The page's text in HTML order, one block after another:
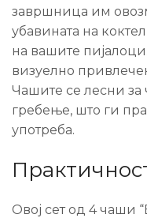
завршница им
убавината на
на вашите
визуелно
Чашите се лесни
гребење, што ги
употреба.
Овој сет од 4 чаши